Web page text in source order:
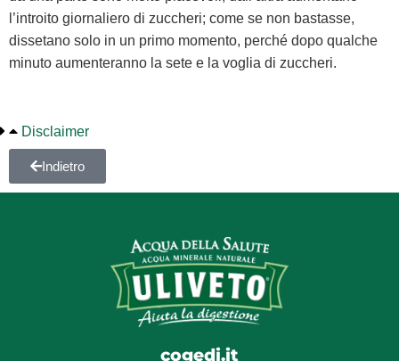
l’introito giornaliero di zuccheri; come se non bastasse,
dissetano solo in un primo momento, perché dopo qualche
minuto aumenteranno la sete e la voglia di zuccheri.
Disclaimer
Indietro
cogedi.it